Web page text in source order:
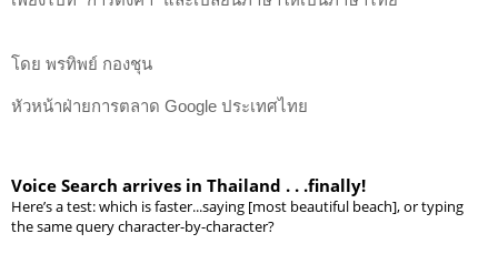
โดย พรทิพย์ กองชุน
หัวหน้าฝ่ายการตลาด Google ประเทศไทย
Voice Search arrives in Thailand . . .finally!
Here’s a test: which is faster...saying [most beautiful beach], or typing
the same query character-by-character?